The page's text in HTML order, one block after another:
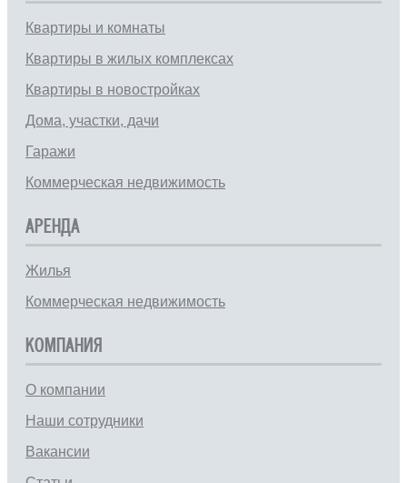
Квартиры и комнаты
Квартиры в жилых комплексах
Квартиры в новостройках
Дома, участки, дачи
Гаражи
Коммерческая недвижимость
АРЕНДА
Жилья
Коммерческая недвижимость
КОМПАНИЯ
О компании
Наши сотрудники
Вакансии